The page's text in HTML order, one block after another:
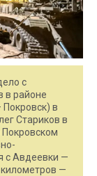
с
в районе
в
Стариков в
Покровском
с Авдеевки —
—